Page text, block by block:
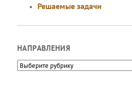
Решаемые задачи
НАПРАВЛЕНИЯ
Направления